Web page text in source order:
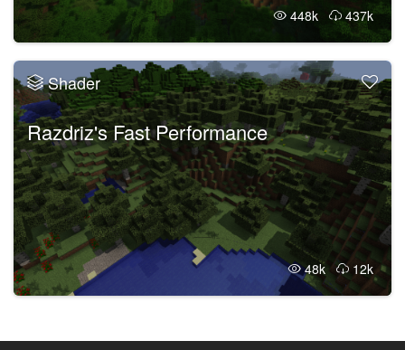
448k 437k
Shader
Razdriz's Fast Performance
48k 12k